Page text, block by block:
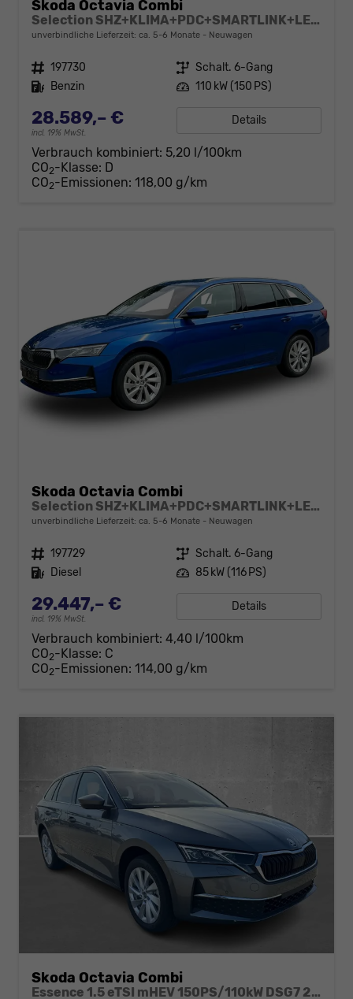
Skoda Octavia Combi
Selection SHZ+KLIMA+PDC+SMARTLINK+LED+16" ALU
unverbindliche Lieferzeit: ca. 5-6 Monate Neuwagen
Fahrzeugnr. 197730 Getriebe Schalt. 6-Gang
Kraftstoff Benzin Leistung 110 kW (150 PS)
28.589,– €
incl. 19% MwSt.
Details
Verbrauch kombiniert: 5,20 l/100km
CO2-Klasse: D
CO2-Emissionen: 118,00 g/km
Skoda Octavia Combi
Selection SHZ+KLIMA+PDC+SMARTLINK+LED+16" ALU
unverbindliche Lieferzeit: ca. 5-6 Monate Neuwagen
Fahrzeugnr. 197729 Getriebe Schalt. 6-Gang
Kraftstoff Diesel Leistung 85 kW (116 PS)
29.447,– €
incl. 19% MwSt.
Details
Verbrauch kombiniert: 4,40 l/100km
CO2-Klasse: C
CO2-Emissionen: 114,00 g/km
Skoda Octavia Combi
Essence 1.5 eTSI mHEV 150PS/110kW DSG7 2026